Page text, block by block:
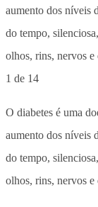
1 de 14
O diabetes é uma
aumento dos níveis
do tempo,
olhos, rins, nervos e